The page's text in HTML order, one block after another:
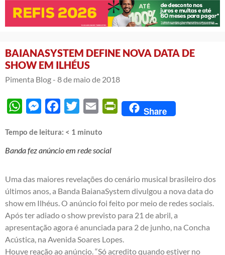
BAIANASYSTEM DEFINE NOVA DATA DE
SHOW EM ILHÉUS
Pimenta Blog - 8 de maio de 2018
WhatsAppMessengerFacebook
Twitter Email PrintFriendly
Share
Tempo de leitura: < 1 minuto
Banda fez anúncio em rede social
Uma das maiores revelações do cenário musical brasileiro dos
últimos anos, a Banda BaianaSystem divulgou a nova data do
show em Ilhéus. O anúncio foi feito por meio de redes sociais.
Após ter adiado o show previsto para 21 de abril, a
apresentação agora é anunciada para 2 de junho, na Concha
Acústica, na Avenida Soares Lopes.
Houve reação ao anúncio. “Só acredito quando estiver no